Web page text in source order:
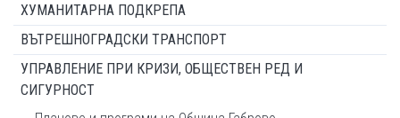
ХУМАНИТАРНА ПОДКРЕПА
ВЪТРЕШНОГРАДСКИ ТРАНСПОРТ
УПРАВЛЕНИЕ ПРИ КРИЗИ, ОБЩЕСТВЕН РЕД И
СИГУРНОСТ